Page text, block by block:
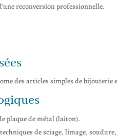
reconversion professionnelle.
des articles simples de
plaque de métal (laiton).
de sciage, limage,